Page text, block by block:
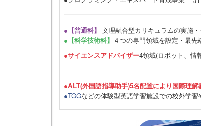
●【普通科】 文理融合型カリキュラムの実施
●【科学技術科】 ４つの専門領域を設定・最先
●サイエンスアドバイザー4領域(ロボット、情
●ALT(外国語指導助手)5名配置により国際理
●TGGなどの体験型英語学習施設での校外学